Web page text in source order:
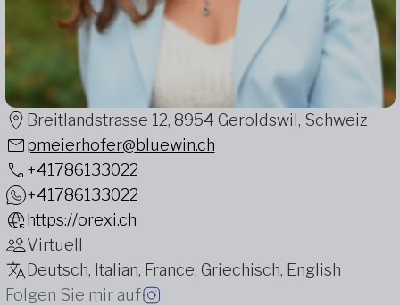
Breitlandstrasse 12, 8954 Geroldswil, Schweiz
pmeierhofer@bluewin.ch
+41786133022
+41786133022
https://orexi.ch
Virtuell
Deutsch, Italian, France, Griechisch, English
Folgen Sie mir auf